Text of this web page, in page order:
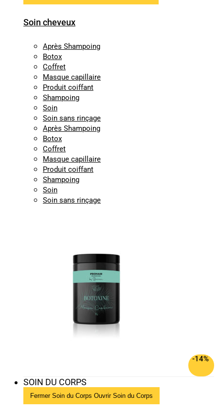
Soin cheveux
Après Shampoing
Botox
Coffret
Masque capillaire
Produit coiffant
Shampoing
Soin
Soin sans rinçage
Après Shampoing
Botox
Coffret
Masque capillaire
Produit coiffant
Shampoing
Soin
Soin sans rinçage
-14%
SOIN DU CORPS
Fermer Soin du Corps Ouvrir Soin du Corps